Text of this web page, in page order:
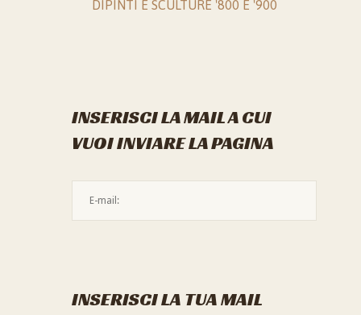
DIPINTI E SCULTURE '800 E '900
INSERISCI LA MAIL A CUI
VUOI INVIARE LA PAGINA
INSERISCI LA TUA MAIL